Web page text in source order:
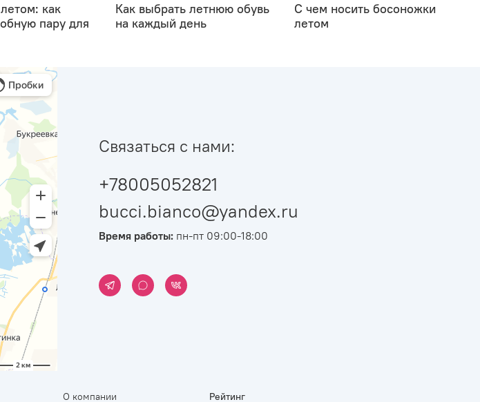
как
пару для
Как выбрать летнюю обувь
на каждый день
С чем носить босоножки
летом
Связаться с нами:
+78005052821
bucci.bianco@yandex.ru
Время работы: пн-пт 09:00-18:00
О компании Рейтинг